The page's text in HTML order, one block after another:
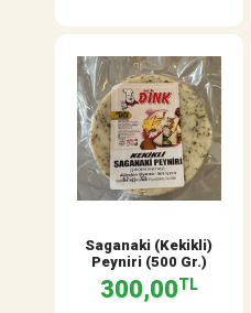
Saganaki (Kekikli)
Peyniri (500 Gr.)
300,00TL